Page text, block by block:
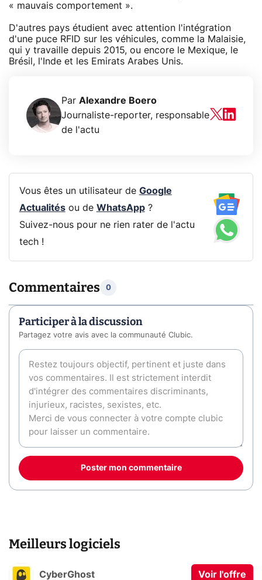
« mauvais comportement ».
D'autres pays étudient avec attention l'intégration
d'une puce RFID sur les véhicules, comme la Malaisie,
qui y travaille depuis 2015, ou encore le Mexique, le
Brésil, l'Inde et les Emirats Arabes Unis.
Par Alexandre Boero
Journaliste-reporter, responsable
de l'actu
Vous êtes un utilisateur de Google
Actualitésou de WhatsApp?
Suivez-nous pour ne rien rater de l'actu
tech !
Commentaires 0
Participer à la discussion
Partagez votre avis avec la communauté Clubic.
Poster mon commentaire
Meilleurs logiciels
CyberGhost Voir l'offre